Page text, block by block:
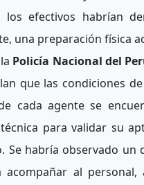
los efectivos habrían
una preparación física
Policía Nacional del
que las condiciones
cada agente se
para validar su
Se habría observado un
acompañar al personal,